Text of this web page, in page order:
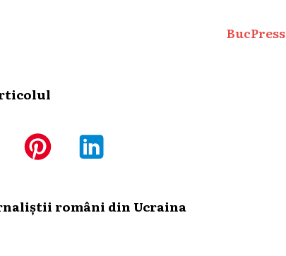
BucPress
români din Ucraina